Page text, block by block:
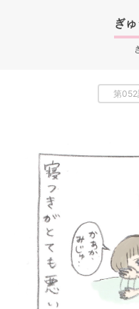
ぎ
第052